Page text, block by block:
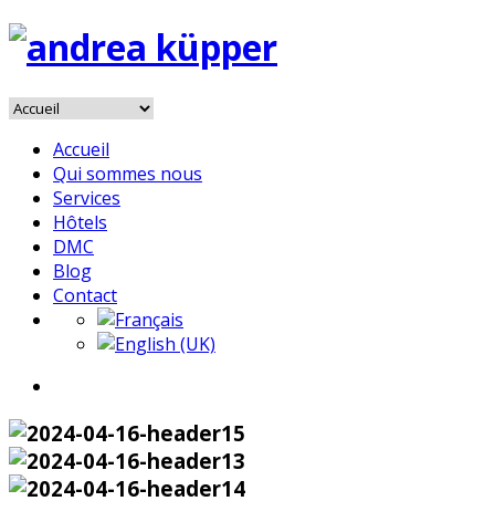
Accueil
Qui sommes nous
Services
Hôtels
DMC
Blog
Contact